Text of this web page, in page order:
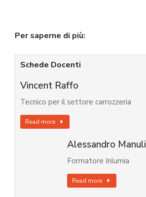
Per saperne di più:
Schede Docenti
Vincent Raffo
Tecnico per il settore carrozzeria
Read more
Alessandro Manuli
Formatore Inlumia
Read more